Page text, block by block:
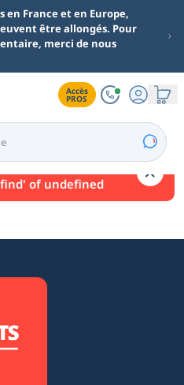
en France et en Europe,
être allongés. Pour
merci de nous
Accès
PROS
of undefined